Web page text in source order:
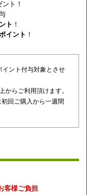
ト！
ト ！
イント ！
イント付与対象とさせ
からご利用頂けます。
回ご購入から一週間
客様ご負担